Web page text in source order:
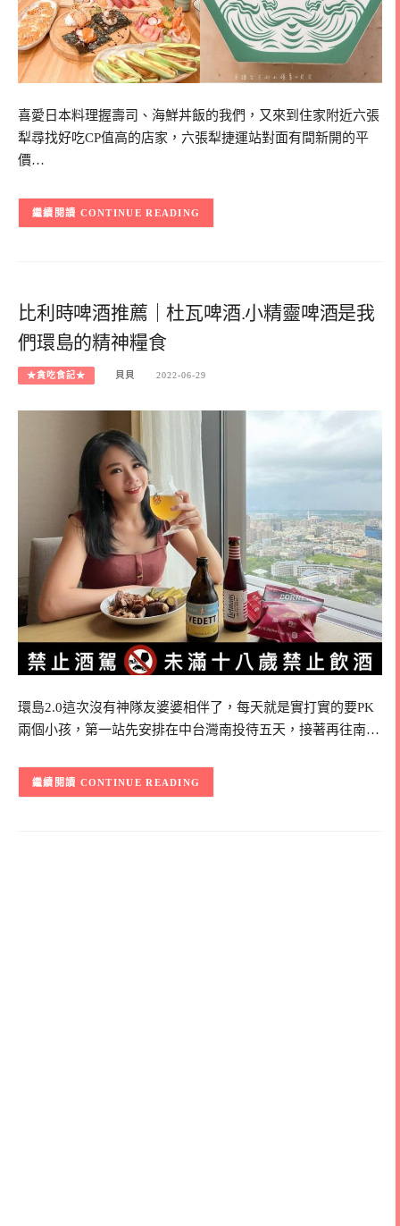
喜愛日本料理握壽司、海鮮丼飯的我們，又來到住家附近六張
犁尋找好吃CP值高的店家，六張犁捷運站對面有間新開的平
價…
CONTINUE READING
比利時啤酒推薦｜杜瓦啤酒.小精靈啤酒是我
們環島的精神糧食
★貪吃食記★ 貝貝 2022-06-29
環島2.0這次沒有神隊友婆婆相伴了，每天就是實打實的要PK
兩個小孩，第一站先安排在中台灣南投待五天，接著再往南…
CONTINUE READING